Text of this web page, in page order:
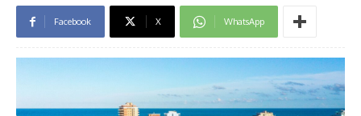
Facebook X WhatsApp